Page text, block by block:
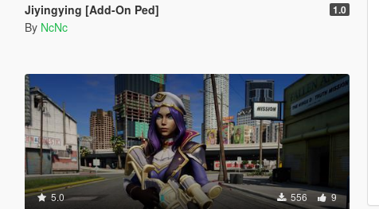
Jiyingying [Add-On Ped] 1.0
By NcNc
5.0 556 9